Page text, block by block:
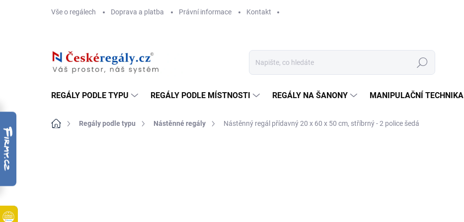
Vše o regálech Doprava a platba Právní informace Kontakt
Hledat
REGÁLY PODLE TYPU REGÁLY PODLE MÍSTNOSTI REGÁLY NA ŠANONY MANIPULAČNÍ TECHNIKA
Domů Regály podle typu Nástěnné regály Nástěnný regál přídavný 20 x 60 x 50 cm, stříbrný - 2 police šedá